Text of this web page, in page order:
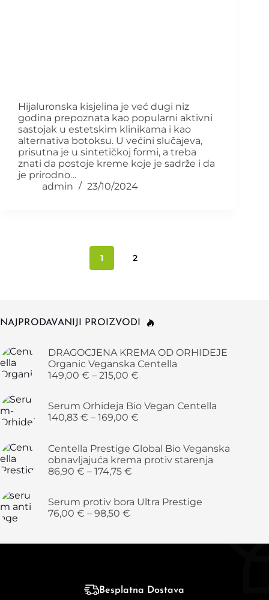
Hijaluronska kisjelina je već dugi niz
godina prepoznata kao popularni aktivni
sastojak u estetskim klinikama i kao
alternativa botoksu. U većini slučajeva,
prisutna je u sintetičkoj formi, a treba
znati da postoje kreme koje je sadrže i da
je prirodno…
admin
23/10/2024
1 2
NAJPRODAVANIJI PROIZVODI
DRAGOCJENA KREMA OD ORHIDEJE
Organic Veganska Centella
149,00 € – 215,00 €
Serum Orhideja Bio Vegan Centella
140,83 € – 169,00 €
Centella Prestige Global Bio Veganska
obnavljajuća krema protiv starenja
86,90 € – 174,75 €
Serum protiv bora Ultra Prestige
76,00 € – 98,50 €
Besplatna Dostava